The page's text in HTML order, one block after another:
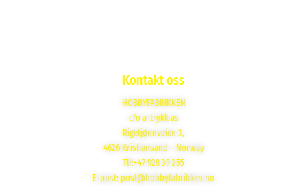
Kontakt oss
HOBBYFABRIKKEN
c/o a-trykk as
Rigetjønnveien 3,
4626 Kristiansand – Norway
Tlf:+47 928 39 255
E-post: post@hobbyfabrikken.no